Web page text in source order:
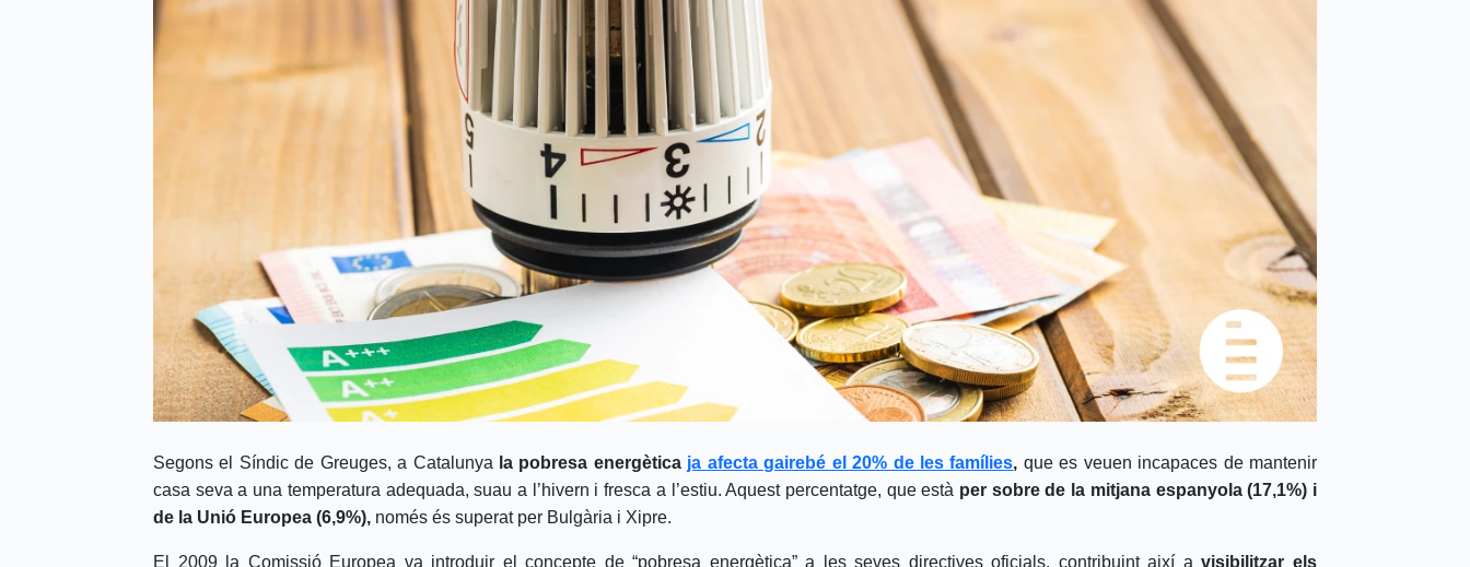
Segons el Síndic de Greuges, a Catalunya la pobresa energètica ja afecta gairebé el 20% de les famílies, que es veuen incapaces de mantenir
casa seva a una temperatura adequada, suau a l’hivern i fresca a l’estiu. Aquest percentatge, que està per sobre de la mitjana espanyola (17,1%) i
de la Unió Europea (6,9%), només és superat per Bulgària i Xipre.
El 2009 la Comissió Europea va introduir el concepte de “pobresa energètica” a les seves directives oficials, contribuint així avisibilitzar els